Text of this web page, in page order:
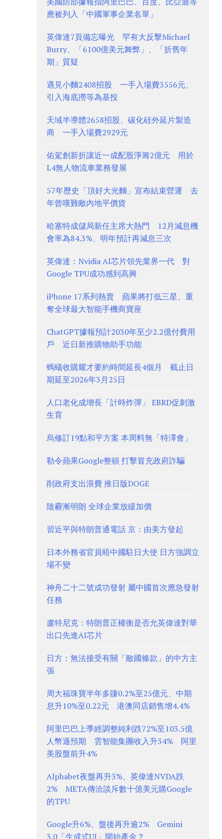
應被列入「中國軍事企業名單」
英偉達7頁備忘曝光 罕有大反擊Michael
Burry、「6100億美元舞弊」、「折舊年
期」質疑
遇見小麵2408招股 一手入場費3556元、
引入海底撈等為基投
天域半導體2658招股、碳化硅外延片製造
商 一手入場費2929元
佑駕創新折讓近一成配股淨籌2億元 用於
L4無人物流車業務發展
57年歷史「頂好大光麵」宣布結束營運 去
年曾嘆難敵內地平價貨
哈塞特成儲局新任主席大熱門 12月減息機
會率為84.3%、明年預計再減息三次
英偉達：Nvidia AI芯片領先業界一代 對
Google TPU成功感到高興
iPhone 17系列熱賣 蘋果將打低三星、重
奪全球最大智能手機商寶座
ChatGPT據報預計2030年至少2.2億付費用
戶 近日新推購物助手功能
螞蟻收購耀才要約時間延長4個月 截止日
期延至2026年3月25日
人口老化成增長「計時炸彈」 EBRD促刺激
生育
烏修訂19點和平方案 本周料無「特澤會」
勒令蘋果Google整頓 打擊冒充政府詐騙
削政府支出浪費 推日版DOGE
陰霾漸明朗 全球企業放緩加價
習近平與特朗普通電話 京：由美方發起
日本外務省官員晤中國駐日大使 日方強調立
場不變
神舟二十二號成功發射 屬中國首次應急發射
任務
盧特尼克：特朗普正權衡是否允英偉達對華
出口先進AI芯片
日方：無法接受有關「敵國條款」的中方主
張
周大福珠寶半年多賺0.2%至25億元、中期
息升10%至0.22元 港澳同店銷售增4.4%
阿里巴巴上季經調整純利跌72%至103.5億
人幣遜預期 雲智能集團收入升34% 阿里
美股盤前升4%
Alphabet夜盤再升3%、英偉達NVDA跌
2% META傳洽談斥數十億美元購Google
的TPU
Google升6%、盤後再升逾2% Gemini
3.0「生成式UI」開始產金？